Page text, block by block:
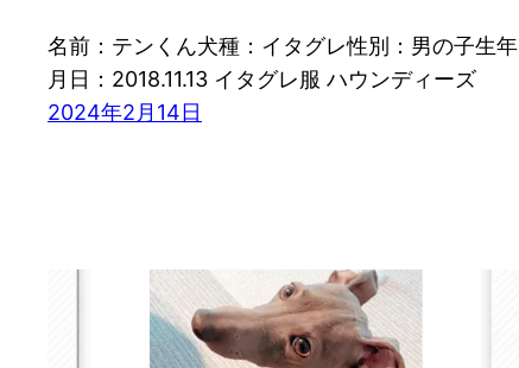
名前：テンくん犬種：イタグレ性別：男の子生年
月日：2018.11.13 イタグレ服 ハウンディーズ
2024年2月14日